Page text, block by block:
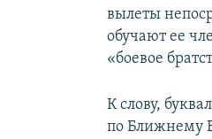
вылеты
обучают ее
«боевое
К слову,
по Ближнему